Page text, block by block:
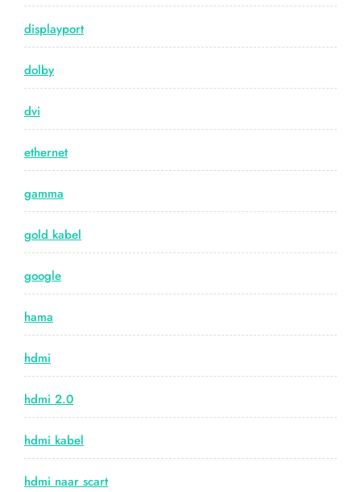
displayport
dolby
dvi
ethernet
gamma
gold kabel
google
hama
hdmi
hdmi 2.0
hdmi kabel
hdmi naar scart